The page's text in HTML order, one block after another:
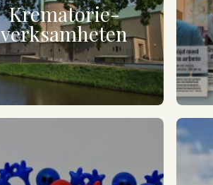
Krematorie-
verksamheten